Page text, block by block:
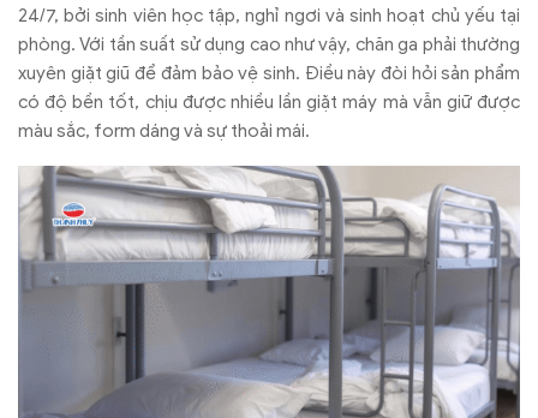
24/7, bởi sinh viên học tập, nghỉ ngơi và sinh hoạt chủ yếu tại
phòng. Với tần suất sử dụng cao như vậy, chăn ga phải thường
xuyên giặt giũ để đảm bảo vệ sinh. Điều này đòi hỏi sản phẩm
cóđộ bền tốt, chịu được nhiều lần giặt máy mà vẫn giữđược
màu sắc, form dáng và sự thoải mái.